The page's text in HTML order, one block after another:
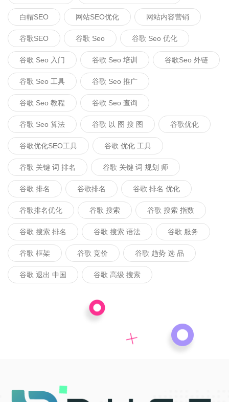
白帽SEO 网站SEO优化 网站内容营销
谷歌SEO 谷歌 Seo 谷歌 Seo 优化
谷歌 Seo 入门 谷歌 Seo 培训 谷歌seo 外链
谷歌 Seo 工具 谷歌 Seo 推广
谷歌 Seo 教程 谷歌 Seo 查询
谷歌 Seo 算法 谷歌 以 图 搜 图 谷歌优化
谷歌优化SEO工具 谷歌 优化 工具
谷歌 关键 词 排名 谷歌 关键 词 规划 师
谷歌 排名 谷歌排名 谷歌 排名 优化
谷歌排名优化 谷歌 搜索 谷歌 搜索 指数
谷歌 搜索 排名 谷歌 搜索 语法 谷歌 服务
谷歌 框架 谷歌 竞价 谷歌 趋势 选 品
谷歌 退出 中国 谷歌 高级 搜索